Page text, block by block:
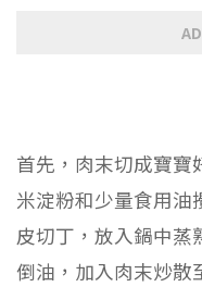
首先，肉末切成寶寶
米淀粉和少量食用油
皮切丁，放入鍋中蒸
倒油，加入肉末炒散